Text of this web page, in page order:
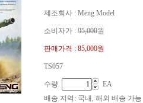
제조회사 : Meng Model
소비자가 : 95,000원
판매가격 : 85,000원
TS057
수량
EA
배송 지역 : 국내, 해외 배송 가능